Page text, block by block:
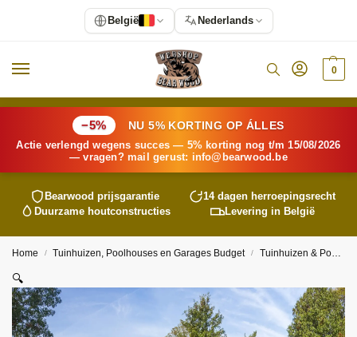
0
−5% NU 5% KORTING OP ÁLLES
Actie verlengd wegens succes — 5% korting nog t/m 15/08/2026
— vragen? mail gerust: info@ bearwood.be
Bearwood prijsgarantie
14 dagen herroepingsrecht
Duurzame houtconstructies
Levering in België
Home / Tuinhuizen, Poolhouses en Garages Budget / Tuinhuizen & Poolhouses
🔍
België Nederlands